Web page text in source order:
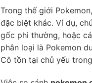
Trong thế giới
đặc biệt khác. Ví dụ,
gốc phi thường, hoặc
phân loại là Pokemon
Cô tồn tại chủ yếu